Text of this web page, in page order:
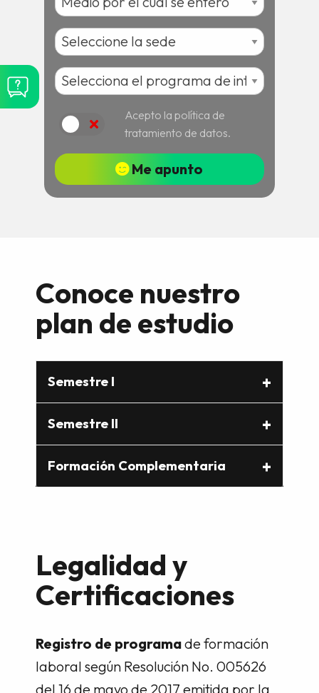
Acepto
Acepto la política de
tratamiento de datos.
Me apunto
Conoce nuestro
plan de estudio
Semestre I
Semestre II
Formación Complementaria
Legalidad y
Certificaciones
Registro de programade formación
laboral según Resolución No. 005626
del 16 de mayo de 2017 emitida por la